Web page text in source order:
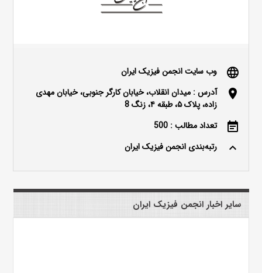
language وب سایت انجمن فیزیک ایران
location_on
آدرس : میدان انقلاب، خیابان کارگر جنوبی، خیابان مهدی
زاده، پلاک ۵، طبقه ۴، زنگ 8
event_note تعداد مطالب : 500
keyboard_arrow_up رتبه‌بندی انجمن فیزیک ایران
سایر اخبار انجمن فیزیک ایران